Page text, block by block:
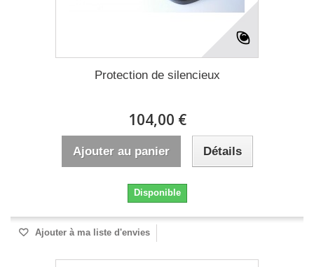
Protection de silencieux
104,00 €
Ajouter au panier Détails
Disponible
Ajouter à ma liste d'envies